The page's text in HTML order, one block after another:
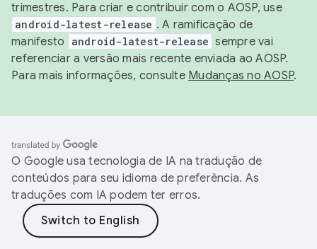
trimestres. Para criar e contribuir com o AOSP, use
android-latest-release . A ramificação de
manifesto
android-latest-release sempre vai
referenciar a versão mais recente enviada ao AOSP.
Para mais informações, consulte Mudanças no AOSP.
O Google usa tecnologia de IA na tradução de
conteúdos para seu idioma de preferência. As
traduções com IA podem ter erros.